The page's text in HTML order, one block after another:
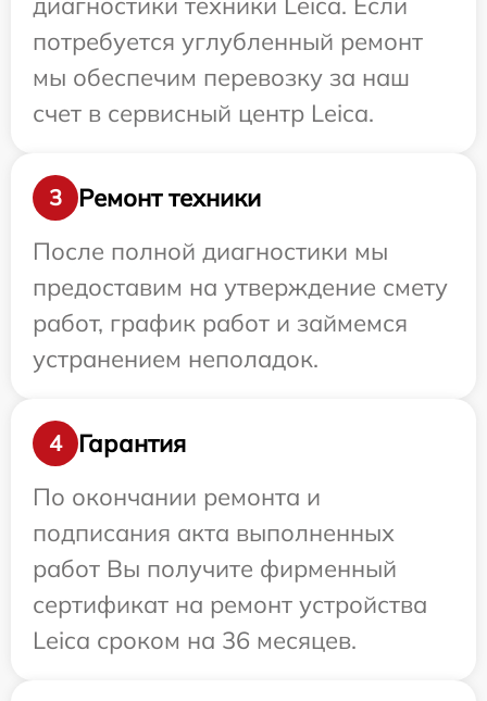
потребуется углубленный ремонт
мы обеспечим перевозку за наш
счет в сервисный центр Leica.
3
Ремонт техники
После полной диагностики мы
предоставим на утверждение смету
работ, график работ и займемся
устранением неполадок.
4
Гарантия
По окончании ремонта и
подписания акта выполненных
работ Вы получите фирменный
сертификат на ремонт устройства
Leica сроком на 36 месяцев.